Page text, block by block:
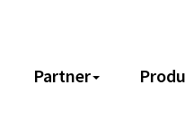
Partner